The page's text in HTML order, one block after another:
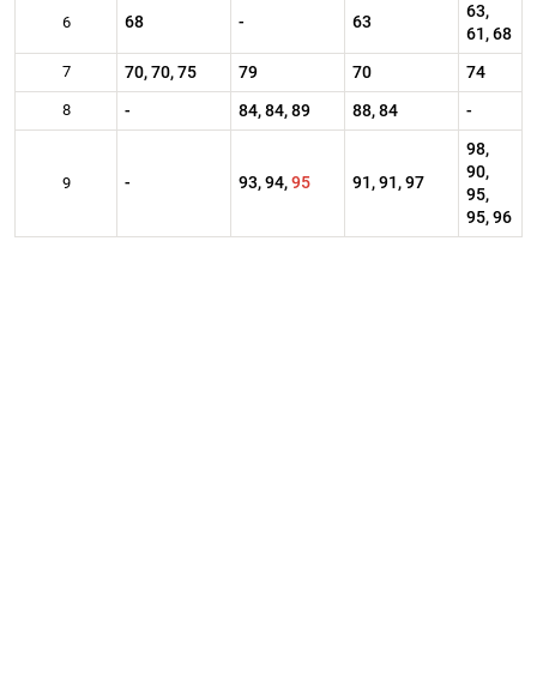
6 68 - 63
63,
61, 68
7 70, 70, 75 79 70 74
8 - 84, 84, 89 88, 84 -
9 - 93, 94,95 91, 91, 97
98,
90,
95,
95, 96